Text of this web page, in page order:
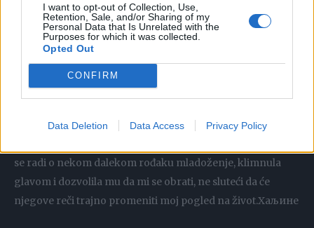
I want to opt-out of Collection, Use,
Retention, Sale, and/or Sharing of my
Personal Data that Is Unrelated with the
Purposes for which it was collected.
Opted Out
CONFIRM
Data Deletion Data Access Privacy Policy
prisutni potajno osuđuju zbog mog ekscentričnog izbora,
dok su mi u glavi neprestano odzvanjale ćerkine reči o
mojim godinama i neprikladnosti mog izgleda. Oborila
sam pogled ka svom tanjiru, pokušavajući da postanem
nevidljiva za okolinu, kada se pored mene iznenada
godina, sedokos, visok i izuzetno smirenog izraza lica.
se radi o nekom dalekom rođaku mladoženje, klimnula
glavom i dozvolila mu da mi se obrati, ne sluteći da će
njegove reči trajno promeniti moj pogled na život.Хаљине